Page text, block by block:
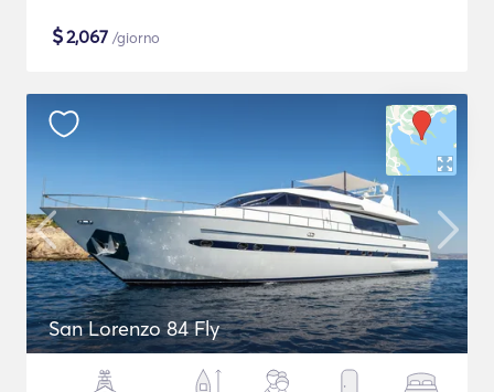
$2,067 /giorno
San Lorenzo 84 Fly